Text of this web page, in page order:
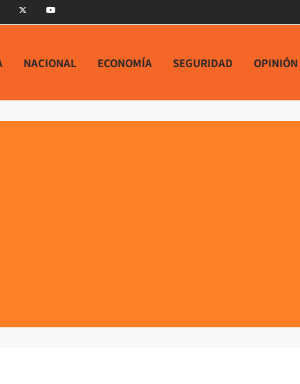
NACIONAL ECONOMÍA SEGURIDAD OPINIÓN